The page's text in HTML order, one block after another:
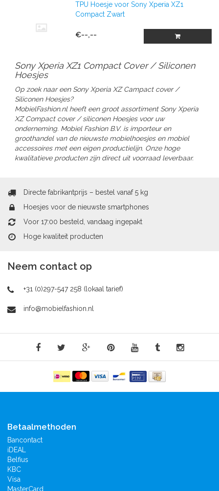
TPU Hoesje voor Sony Xperia XZ1
Compact Zwart
€--,--
Sony Xperia XZ1 Compact Cover / Siliconen
Hoesjes
Op zoek naar een Sony Xperia XZ Campact cover /
Siliconen Hoesjes?
MobielFashion.nl heeft een groot assortiment Sony Xperia
XZCompact cover / siliconen Hoesjesvoor uw
onderneming. Mobiel Fashion B.V. is importeur en
groothandel van de nieuwste mobielhoesjes en mobiel
accessoires met een eigen productielijn. Onze hoge
kwalitatieve producten zijn direct uit voorraad leverbaar.
Directe fabrikantprijs – bestel vanaf 5 kg
Hoesjes voor de nieuwste smartphones
Voor 17:00 besteld, vandaag ingepakt
Hoge kwaliteit producten
Neem contact op
+31 (0)297-547 258 (lokaal tarief)
info@mobielfashion.nl
Betaalmethoden
Bancontact
iDEAL
Belfius
KBC
Visa
MasterCard